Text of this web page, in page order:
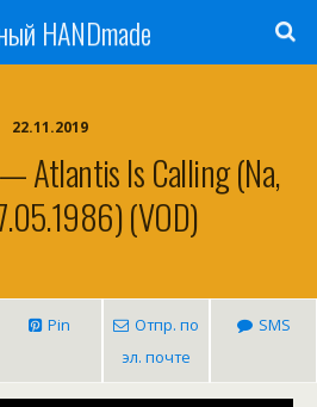
HANDmade
22.11.2019
Atlantis Is Calling (Na,
(VOD)
Pin
Отпр. по
эл. почте
SMS